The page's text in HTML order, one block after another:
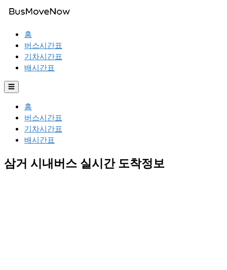
홈
버스시간표
기차시간표
배시간표
☰
홈
버스시간표
기차시간표
배시간표
삼거 시내버스 실시간 도착정보